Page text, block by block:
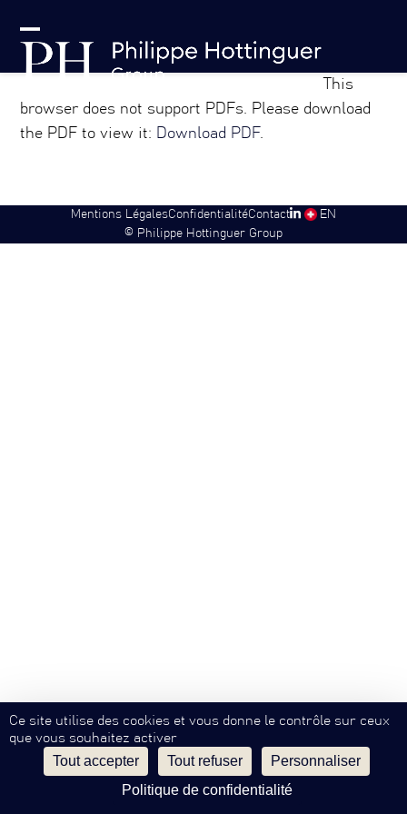
content
Open
mobile
menu
Close
mobile
menu
This
browser does not support PDFs. Please download
the PDF to view it: Download PDF.
© Philippe Hottinguer Group
Mentions LégalesConfidentialitéContact SW EN
Ce site utilise des cookies et vous donne le contrôle sur ceux
que vous souhaitez activer
Tout accepter Tout refuser
Personnaliser
Politique de confidentialité